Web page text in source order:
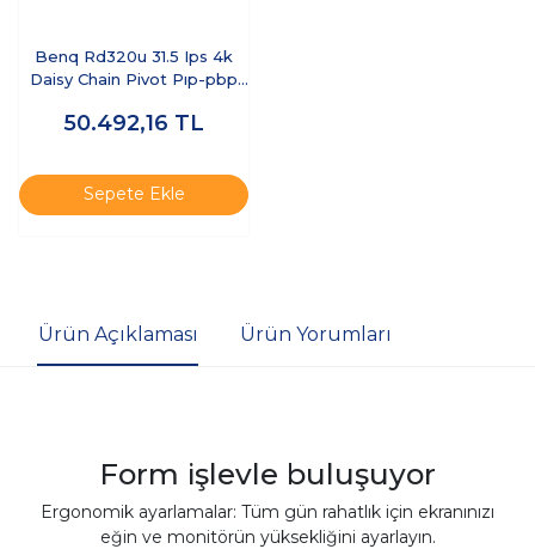
Benq Rd320u 31.5 Ips 4k
Daisy Chain Pivot Pıp-pbp
Monitörü
50.492,16 TL
Sepete Ekle
Ürün Açıklaması Ürün Yorumları
Form işlevle buluşuyor
Ergonomik ayarlamalar: Tüm gün rahatlık için ekranınızı
eğin ve monitörün yüksekliğini ayarlayın.